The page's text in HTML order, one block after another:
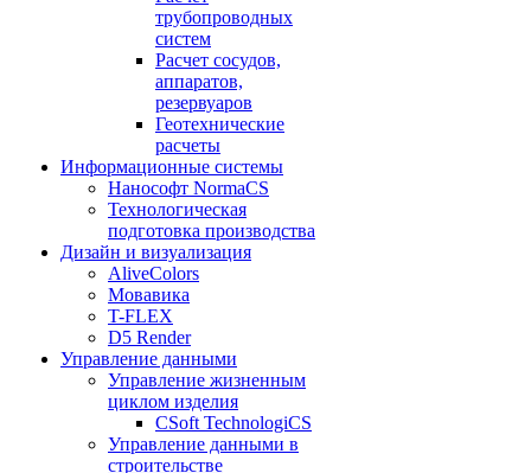
трубопроводных
систем
Расчет сосудов,
аппаратов,
резервуаров
Геотехнические
расчеты
Информационные системы
Нанософт NormaCS
Технологическая
подготовка производства
Дизайн и визуализация
AliveColors
Мовавика
T-FLEX
D5 Render
Управление данными
Управление жизненным
циклом изделия
CSoft TechnologiCS
Управление данными в
строительстве